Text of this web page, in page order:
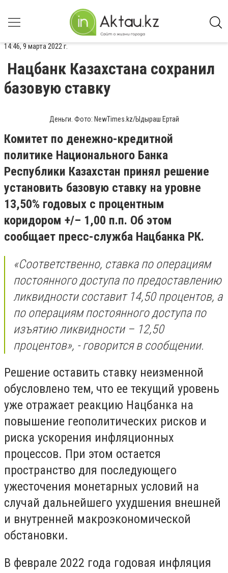
14:46, 9 марта 2022 г.
Нацбанк Казахстана сохранил
базовую ставку
Деньги. Фото: NewTimes.kz/Ыдыраш Ертай
Комитет по денежно-кредитной
политике Национального Банка
Республики Казахстан принял решение
установить базовую ставку на уровне
13,50% годовых с процентным
коридором +/– 1,00 п.п. Об этом
сообщает пресс-служба Нацбанка РК.
«Соответственно, ставка по операциям
постоянного доступа по предоставлению
ликвидности составит 14,50 процентов, а
по операциям постоянного доступа по
изъятию ликвидности – 12,50
процентов», - говорится в сообщении.
Решение оставить ставку неизменной
обусловлено тем, что ее текущий уровень
уже отражает реакцию Нацбанка на
повышение геополитических рисков и
риска ускорения инфляционных
процессов. При этом остается
пространство для последующего
ужесточения монетарных условий на
случай дальнейшего ухудшения внешней
и внутренней макроэкономической
обстановки.
В феврале 2022 года годовая инфляция